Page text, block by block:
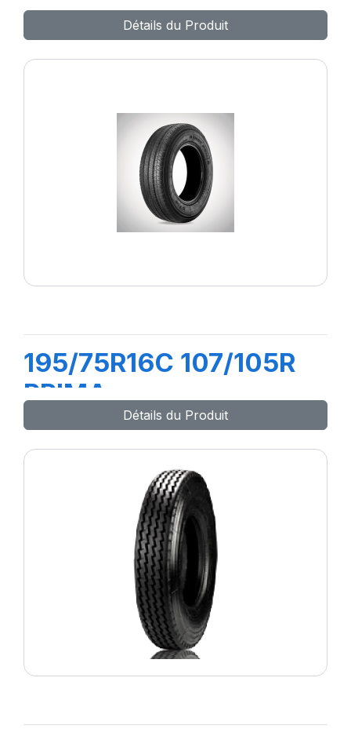
Détails du Produit
195/75R16C 107/105R
PRIMA
Détails du Produit